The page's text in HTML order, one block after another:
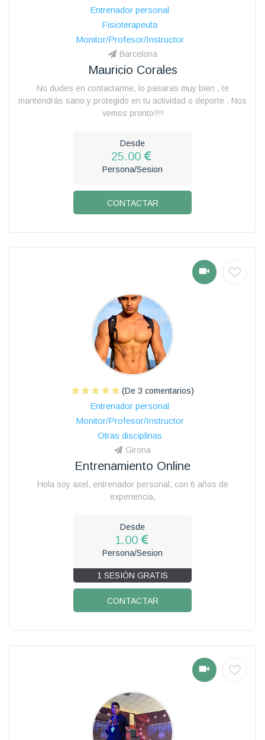
Entrenador personal
Fisioterapeuta
Monitor/Profesor/Instructor
Barcelona
Mauricio Corales
No dudes en contactarme, lo pasaras muy bien , te
mantendrás sano y protegido en tu actividad o deporte . Nos
vemos pronto!!!!
Desde
25.00
Persona/Sesion
CONTACTAR
(De 3 comentarios)
Entrenador personal
Monitor/Profesor/Instructor
Otras disciplinas
Girona
Entrenamiento Online
Hola soy axel, entrenador personal, con 6 años de
experiencia,
Desde
1.00
Persona/Sesion
1 SESIÓN GRATIS
CONTACTAR